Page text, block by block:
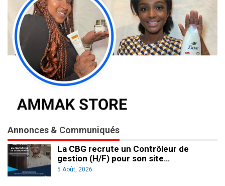
Annonces & Communiqués
La CBG recrute un Contrôleur de
gestion (H/F) pour son site…
5 Août, 2026